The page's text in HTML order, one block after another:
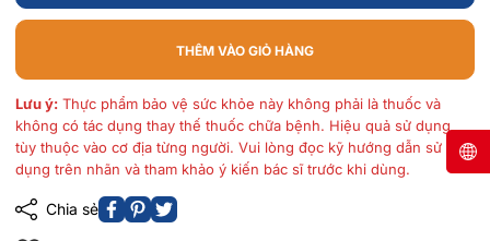
THÊM VÀO GIỎ HÀNG
Lưu ý: Thực phẩm bảo vệ sức khỏe này không phải là thuốc và
không có tác dụng thay thế thuốc chữa bệnh. Hiệu quả sử dụng
tùy thuộc vào cơ địa từng người. Vui lòng đọc kỹ hướng dẫn sử
dụng trên nhãn và tham khảo ý kiến bác sĩ trước khi dùng.
Chia sẻ